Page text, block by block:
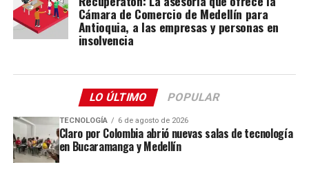
Cámara de Comercio de Medellín para
Antioquia, a las empresas y personas en
insolvencia
LO ÚLTIMO POPULAR
TECNOLOGÍA 6 de agosto de 2026
Claro por Colombia abrió nuevas salas de tecnología
en Bucaramanga y Medellín